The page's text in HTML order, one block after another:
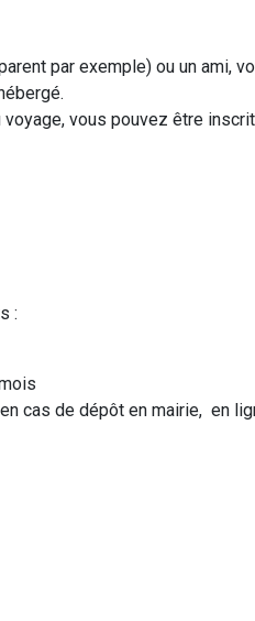
par exemple) ou un ami,
voyage, vous pouvez être
:
cas de dépôt en mairie, en